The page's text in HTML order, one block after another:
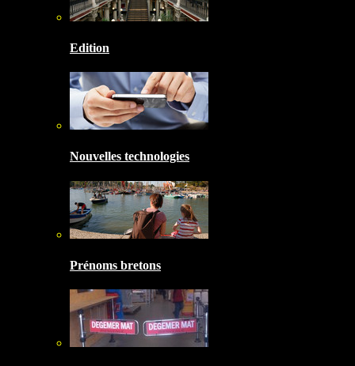
Edition
Nouvelles technologies
Prénoms bretons